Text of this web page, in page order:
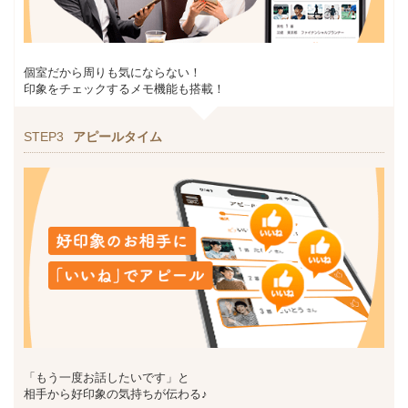
個室だから周りも気にならない！
印象をチェックするメモ機能も搭載！
STEP3 アピールタイム
「もう一度お話したいです」と
相手から好印象の気持ちが伝わる♪